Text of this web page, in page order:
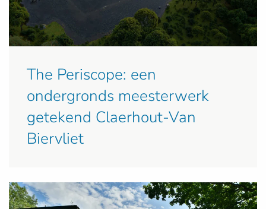
The Periscope: een
ondergronds meesterwerk
getekend Claerhout-Van
Biervliet